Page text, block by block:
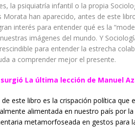
la psiquiatría infantil o la propia
Morata han aparecido, antes de este
interés para entender qué es la
imágenes del mundo. Y
para entender la estrecha
a comprender mejor el presente.
La última lección de Manuel
este libro es la crispación política
alimentada en nuestro país por
metamorfoseada en gestos para